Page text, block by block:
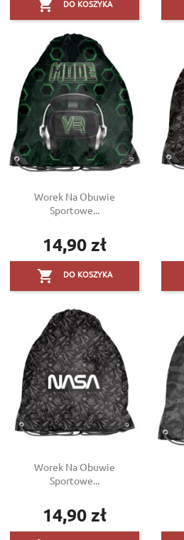
 DO KOSZYKA
Worek Na Obuwie
Sportowe...
Cena
14,90 zł
 DO KOSZYKA
Worek Na Obuwie
Sportowe...
Cena
14,90 zł